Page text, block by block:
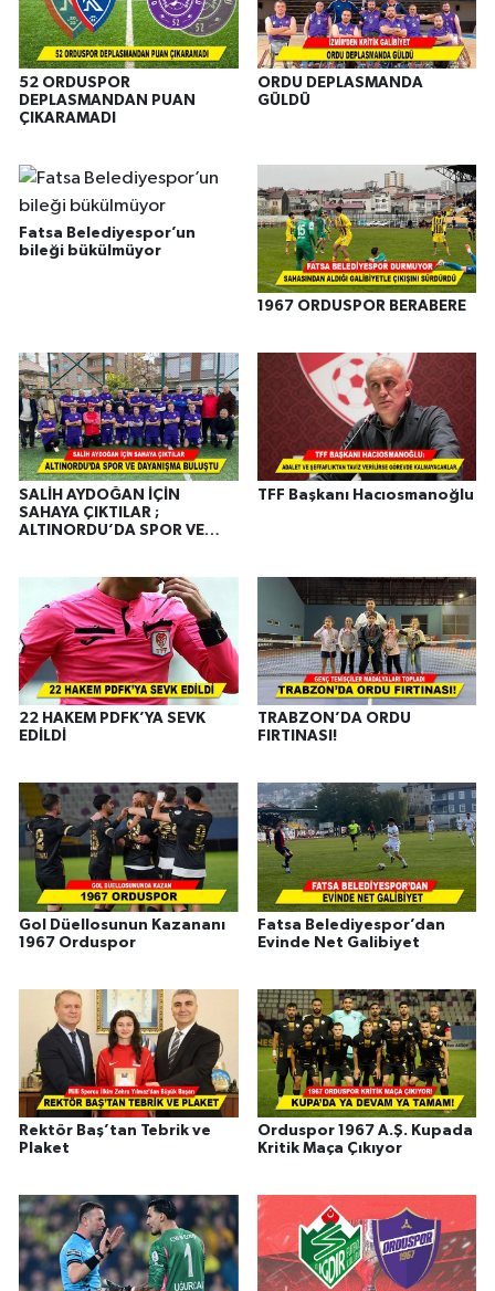
52 ORDUSPOR
DEPLASMANDAN PUAN
ÇIKARAMADI
ORDU DEPLASMANDA
GÜLDÜ
Fatsa Belediyespor’un
bileği bükülmüyor
1967 ORDUSPOR BERABERE
SALİH AYDOĞAN İÇİN
SAHAYA ÇIKTILAR ;
ALTINORDU’DA SPOR VE
TFF Başkanı Hacıosmanoğlu
22 HAKEM PDFK’YA SEVK
EDİLDİ
TRABZON’DA ORDU
FIRTINASI!
Gol Düellosunun Kazananı
1967 Orduspor
Fatsa Belediyespor’dan
Evinde Net Galibiyet
Rektör Baş’tan Tebrik ve
Plaket
Orduspor 1967 A.Ş. Kupada
Kritik Maça Çıkıyor